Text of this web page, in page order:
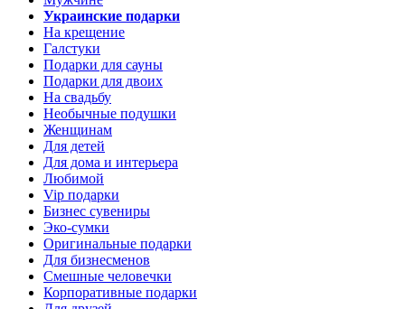
Украинские подарки
На крещение
Галстуки
Подарки для сауны
Подарки для двоих
На свадьбу
Необычные подушки
Женщинам
Для детей
Для дома и интерьера
Любимой
Vip подарки
Бизнес сувениры
Эко-сумки
Оригинальные подарки
Для бизнесменов
Смешные человечки
Корпоративные подарки